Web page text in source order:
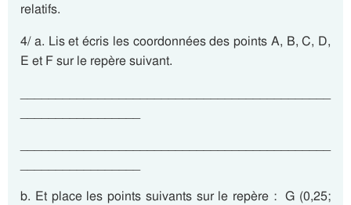
relatifs.
4/ a. Lis et écris les coordonnées des points A, B, C, D,
E et F sur le repère suivant.
b. Et place les points suivants sur le repère : G (0,25;